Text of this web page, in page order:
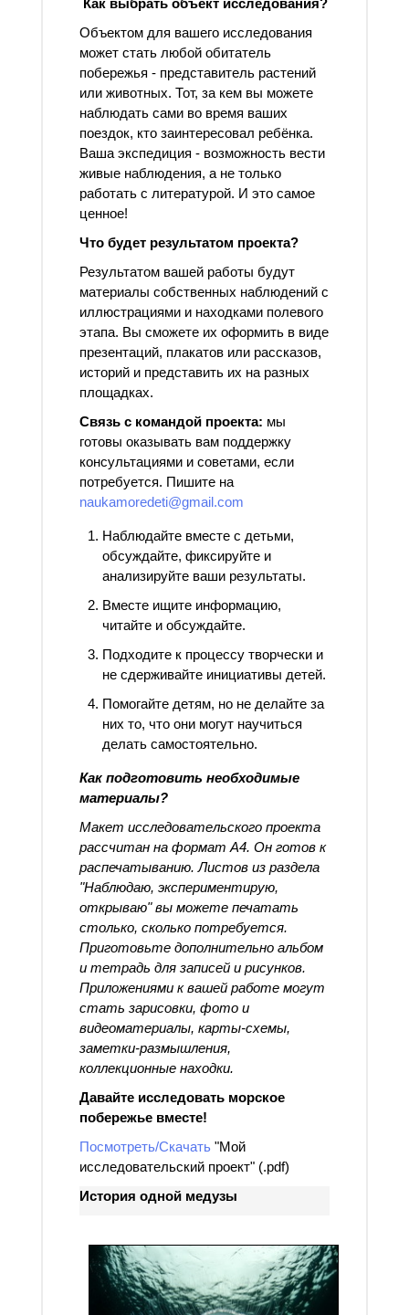
Как выбрать объект исследования?
Объектом для вашего исследования
может стать любой обитатель
побережья - представитель растений
или животных. Тот, за кем вы можете
наблюдать сами во время ваших
поездок, кто заинтересовал ребёнка.
Ваша экспедиция - возможность вести
живые наблюдения, а не только
работать с литературой. И это самое
ценное!
Что будет результатом проекта?
Результатом вашей работы будут
материалы собственных наблюдений с
иллюстрациями и находками полевого
этапа. Вы сможете их оформить в виде
презентаций, плакатов или рассказов,
историй и представить их на разных
площадках.
Связь с командой проекта: мы
готовы оказывать вам поддержку
консультациями и советами, если
потребуется. Пишите на
naukamoredeti@gmail.com
Наблюдайте вместе с детьми,
обсуждайте, фиксируйте и
анализируйте ваши результаты.
Вместе ищите информацию,
читайте и обсуждайте.
Подходите к процессу творчески и
не сдерживайте инициативы детей.
Помогайте детям, но не делайте за
них то, что они могут научиться
делать самостоятельно.
Как подготовить необходимые
материалы?
Макет исследовательского проекта
рассчитан на формат А4. Он готов к
распечатыванию. Листов из раздела
"Наблюдаю, экспериментирую,
открываю" вы можете печатать
столько, сколько потребуется.
Приготовьте дополнительно альбом
и тетрадь для записей и рисунков.
Приложениями к вашей работе могут
стать зарисовки, фото и
видеоматериалы, карты-схемы,
заметки-размышления,
коллекционные находки.
Давайте исследовать морское
побережье вместе!
Посмотреть/Скачать "Мой
исследовательский проект" (.pdf)
История одной медузы